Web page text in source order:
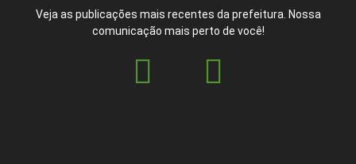
Veja as publicações mais recentes da prefeitura. Nossa
comunicação mais perto de você!